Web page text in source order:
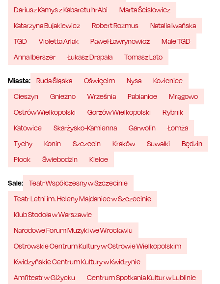
Dariusz Kamys z Kabaretu hrAbi
Marta Ścisłowicz
Katarzyna Bujakiewicz
Robert Rozmus
Natalia Iwańska
TGD
Violetta Arlak Paweł Ławrynowicz
Małe TGD
Anna Iberszer
Łukasz Drapała Tomasz Lato
Miasta: Ruda Śląska Oświęcim Nysa
Kozienice
Cieszyn
Gniezno Września Pabianice
Mrągowo
Ostrów Wielkopolski
Gorzów Wielkopolski
Rybnik
Katowice
Skarżysko-Kamienna Garwolin
Łomża
Tychy
Konin Szczecin Kraków Suwałki
Będzin
Płock
Świebodzin Kielce
Sale:
Teatr Współczesny w Szczecinie
Teatr Letni im. Heleny Majdaniec w Szczecinie
Klub Stodoła w Warszawie
Narodowe Forum Muzyki we Wrocławiu
Ostrowskie Centrum Kultury w Ostrowie Wielkopolskim
Kwidzyńskie Centrum Kultury w Kwidzynie
Amfiteatr w Giżycku
Centrum Spotkania Kultur w Lublinie